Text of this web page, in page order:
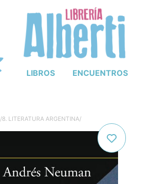
LIBROS ENCUENTROS
/8. LITERATURA ARGENTINA/